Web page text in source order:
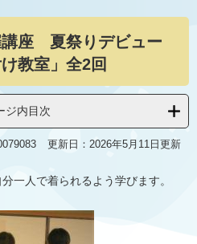
講座 夏祭りデビュー
教室」全2回
ジ内目次
更新日：2026年5月11日更新
一人で着られるよう学びます。